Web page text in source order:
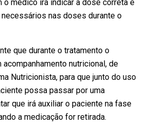
o médico irá indicar a dose correta e
nas doses durante o
que durante o tratamento o
nutricional, de
Nutricionista, para que junto do uso
possa passar por uma
que irá auxiliar o paciente na fase
a medicação for retirada.